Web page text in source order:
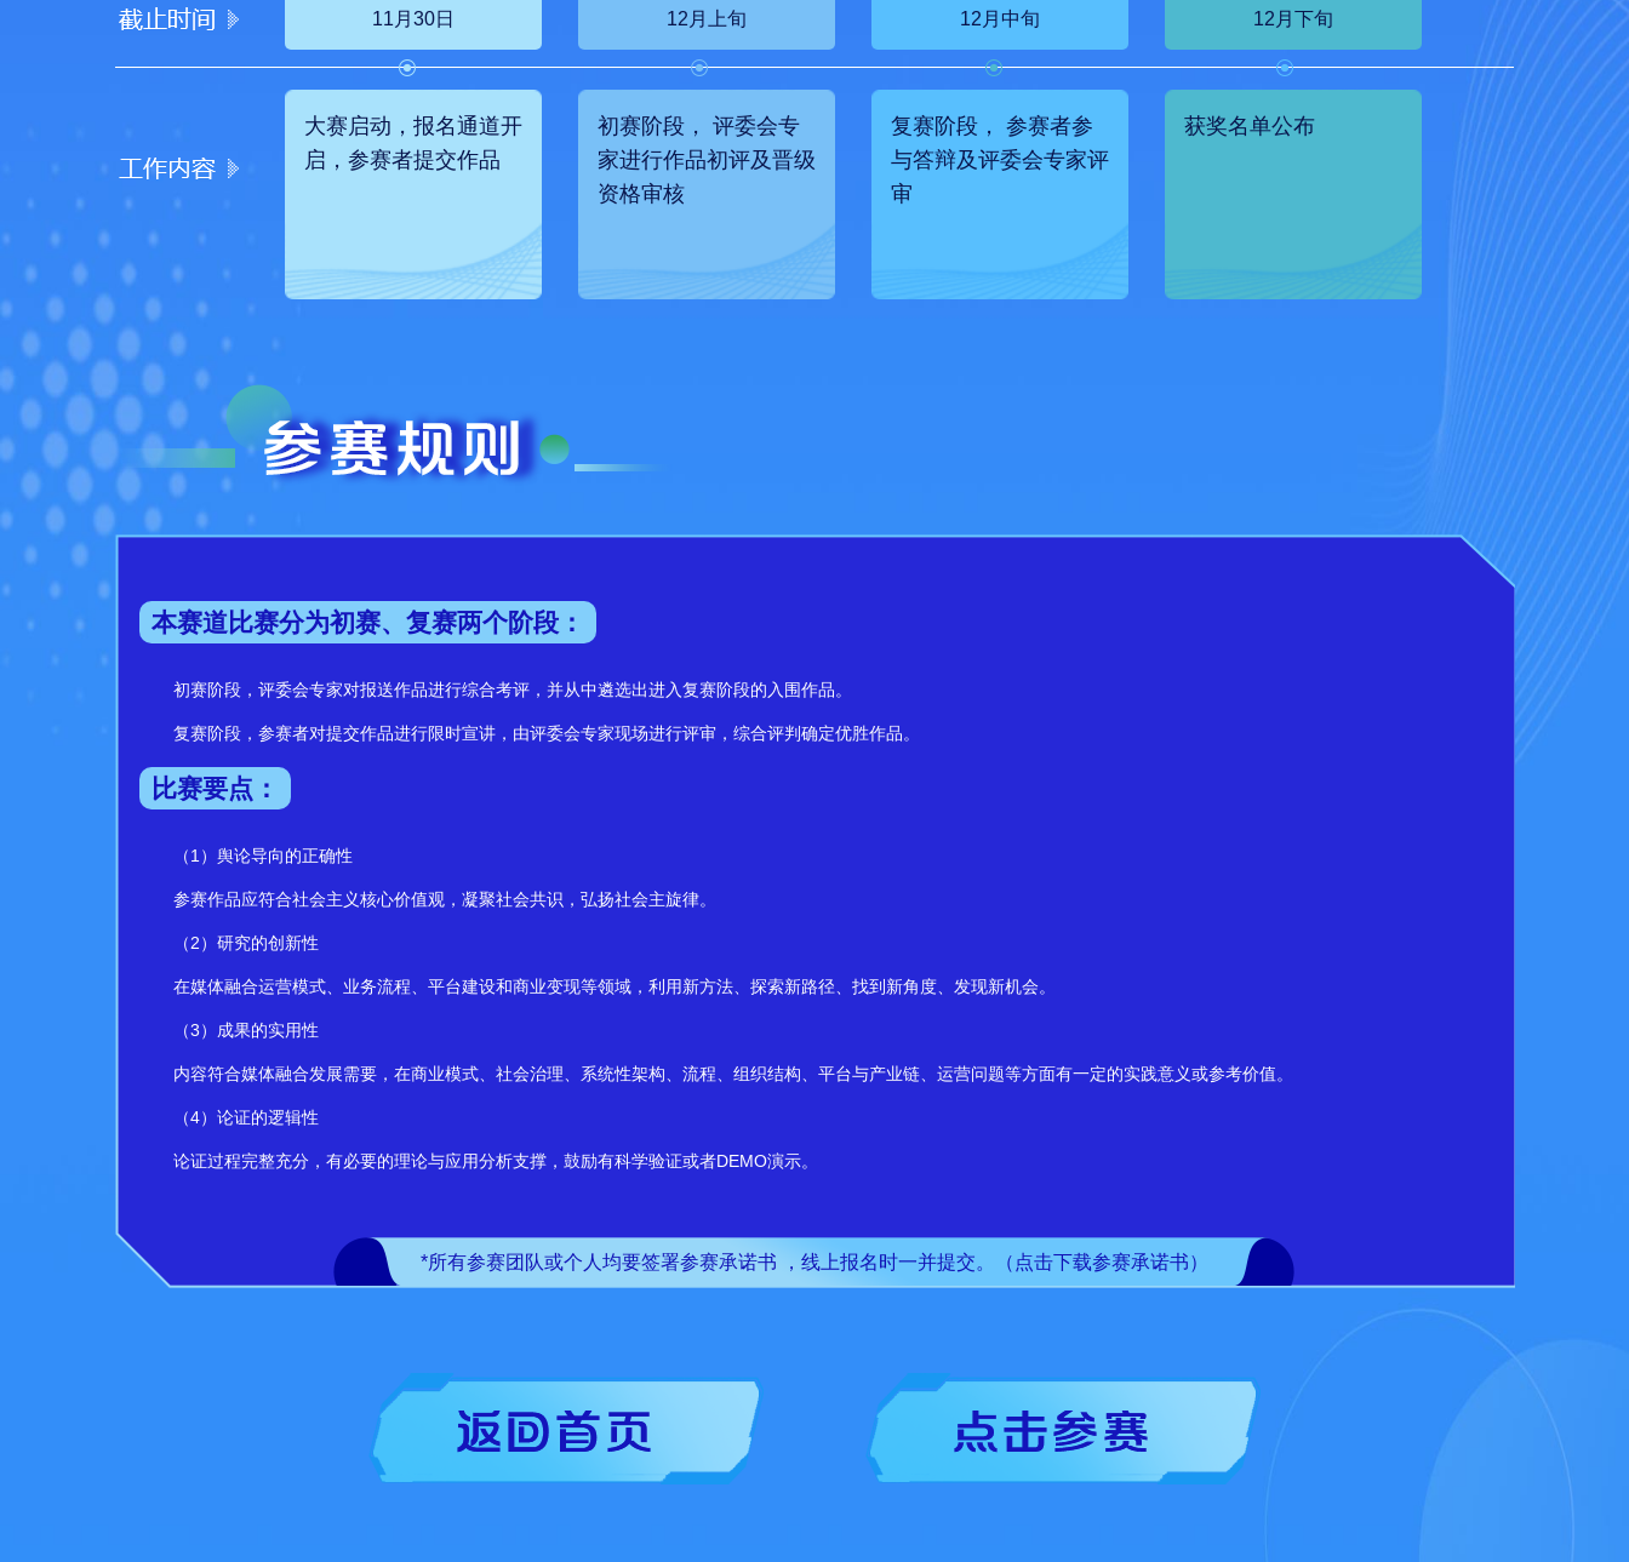
11月30日
大赛启动，报名通道开
启，参赛者提交作品
12月上旬
初赛阶段， 评委会专
家进行作品初评及晋级
资格审核
12月中旬
复赛阶段， 参赛者参
与答辩及评委会专家评
审
12月下旬
获奖名单公布
本赛道比赛分为初赛、复赛两个阶段：
初赛阶段，评委会专家对报送作品进行综合考评，并从中遴选出进入复赛阶段的入围作品。
复赛阶段，参赛者对提交作品进行限时宣讲，由评委会专家现场进行评审，综合评判确定优胜作品。
比赛要点：
（1）舆论导向的正确性
参赛作品应符合社会主义核心价值观，凝聚社会共识，弘扬社会主旋律。
（2）研究的创新性
在媒体融合运营模式、业务流程、平台建设和商业变现等领域，利用新方法、探索新路径、找到新角度、发现新机会。
（3）成果的实用性
内容符合媒体融合发展需要，在商业模式、社会治理、系统性架构、流程、组织结构、平台与产业链、运营问题等方面有一定的实践意义或参考价值。
（4）论证的逻辑性
论证过程完整充分，有必要的理论与应用分析支撑，鼓励有科学验证或者DEMO演示。
结构严谨、完整，层次分明，图文并茂，行文规范、清晰，富有逻辑性与说服力。
（6）形式的新颖性
参赛作品形式包括但不限于研究报告、案例分析、商业计划书等。正文以5000字左右为宜，附加图表不限，可提交Word/WPS文档或PPT/WPS演示文档、视频、动画
*所有参赛团队或个人均要签署参赛承诺书 ，线上报名时一并提交。 （点击下载参赛承诺书）